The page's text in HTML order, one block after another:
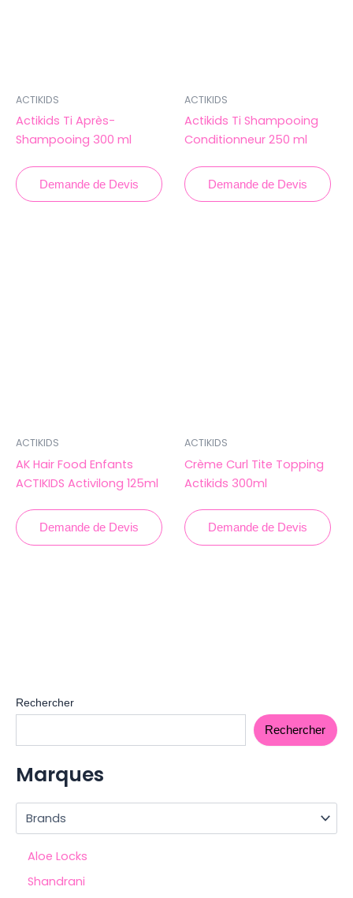
Rechercher
Rechercher
Marques
Aloe Locks
Shandrani
ACTIKIDS
Actikids Ti Après-
Shampooing 300 ml
Demande de Devis
ACTIKIDS
Actikids Ti Shampooing
Conditionneur 250 ml
Demande de Devis
ACTIKIDS
AK Hair Food Enfants
ACTIKIDS Activilong 125ml
Demande de Devis
ACTIKIDS
Crème Curl Tite Topping
Actikids 300ml
Demande de Devis